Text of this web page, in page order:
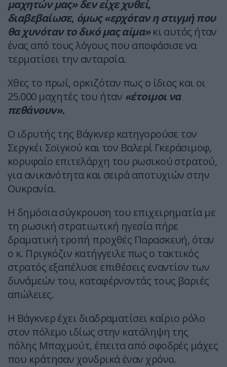
μαχητών μας» δεν είχε χυθεί,
διαβεβαίωσε, όμως «ερχόταν η στιγμή που
θα χυνόταν το δικό μας αίμα»κι αυτός ήταν
ένας από τους λόγους που αποφάσισε να
τερματίσει την ανταρσία.
Χθες το πρωί, ορκιζόταν πως ο ίδιος και οι
25.000 μαχητές του ήταν «έτοιμοι να
πεθάνουν».
Ο ιδρυτής της Βάγκνερ κατηγορούσε τον
Σεργκέι Σοϊγκού και τον Βαλερί Γκεράσιμοφ,
κορυφαίο επιτελάρχη του ρωσικού στρατού,
για ανικανότητα και σειρά αποτυχιών στην
Ουκρανία.
Η δημόσια σύγκρουση του επιχειρηματία με
τη ρωσική στρατιωτική ηγεσία πήρε
δραματική τροπή προχθές Παρασκευή, όταν
ο κ. Πριγκόζιν κατήγγειλε πως ο τακτικός
στρατός εξαπέλυσε επιθέσεις εναντίον των
δυνάμεών του, καταφέρνοντάς τους βαριές
απώλειες.
Η Βάγκνερ έχει διαδραματίσει καίριο ρόλο
στον πόλεμο ιδίως στην κατάληψη της
πόλης Μπαχμούτ, έπειτα από σφοδρές μάχες
που κράτησαν χονδρικά έναν χρόνο.